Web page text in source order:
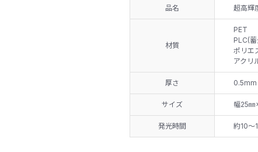
品名 超高輝
材質
PET
PLC(
ポリエ
アクリ
厚さ 0.5mm
サイズ 幅25㎜
発光時間 約10～